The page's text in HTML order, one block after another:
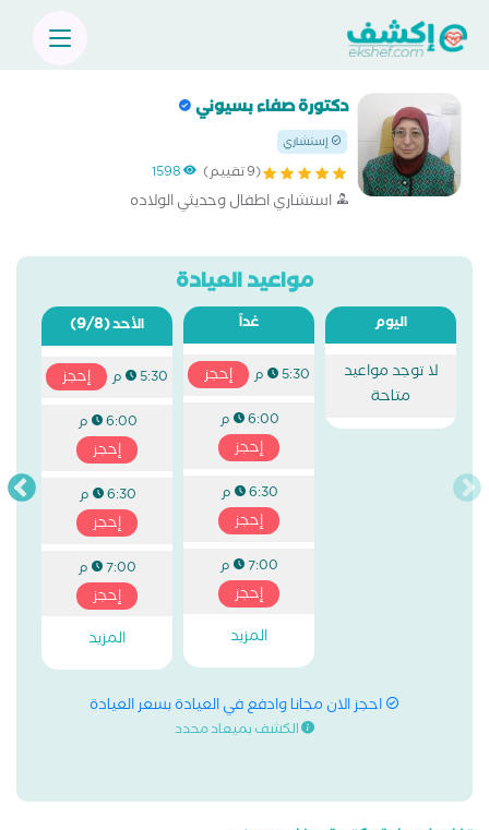
دكتورة صفاء بسيوني
إستشاري
(9 تقييم) 1598
استشاري اطفال وحديثي الولاده
مواعيد العيادة
اليوم
لا توجد مواعيد
متاحة
غداً
5:30 م إحجز
6:00 م
إحجز
6:30 م
إحجز
7:00 م
إحجز
المزيد
الأحد(9/8)
5:30 م إحجز
6:00 م
إحجز
6:30 م
إحجز
7:00 م
إحجز
المزيد
احجز الان مجانا وادفع في العيادة بسعر العيادة
الكشف بميعاد محدد